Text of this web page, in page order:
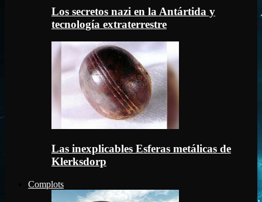
Los secretos nazi en la Antártida y
tecnología extraterrestre
Las inexplicables Esferas metálicas de
Klerksdorp
Complots